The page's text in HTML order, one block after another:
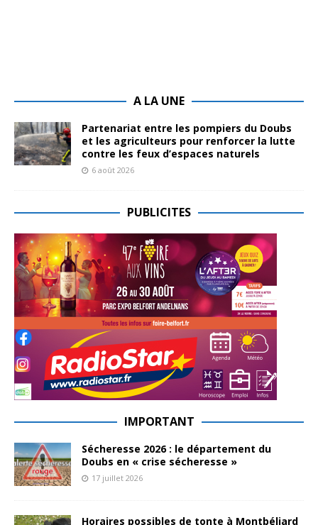
A LA UNE
Partenariat entre les pompiers du Doubs
et les agriculteurs pour renforcer la lutte
contre les feux d’espaces naturels
6 août 2026
PUBLICITES
IMPORTANT
Sécheresse 2026 : le département du
Doubs en « crise sécheresse »
17 juillet 2026
Horaires possibles de tonte à Montbéliard